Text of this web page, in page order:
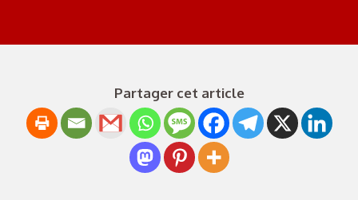
Partager cet article